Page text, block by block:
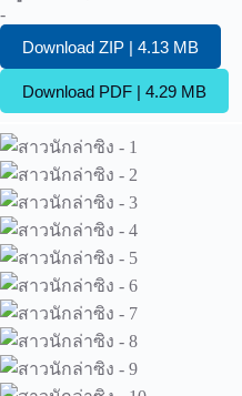
-
Download ZIP | 4.13 MB
Download PDF | 4.29 MB